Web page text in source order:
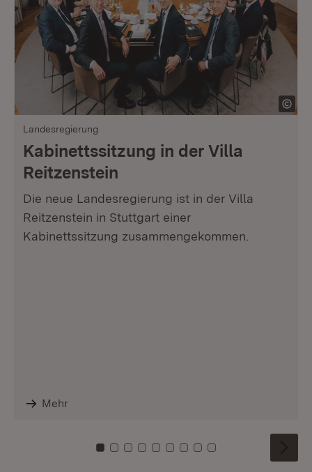
Landesregierung
Kabinettssitzung in der Villa
Reitzenstein
Die neue Landesregierung ist in der Villa
Reitzenstein in Stuttgart einer
Kabinettssitzung zusammengekommen.
Mehr
Zu Kachel: 0
Zu Kachel: 1
Zu Kachel: 2
Zu Kachel: 3
Zu Kachel: 4
Zu Kachel: 5
Zu Kachel: 6
Zu Kachel: 7
Zu Kachel: 8